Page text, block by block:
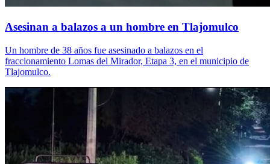
Asesinan a balazos a un hombre en Tlajomulco
Un hombre de 38 años fue asesinado a balazos en el
fraccionamiento Lomas del Mirador, Etapa 3, en el municipio de
Tlajomulco.